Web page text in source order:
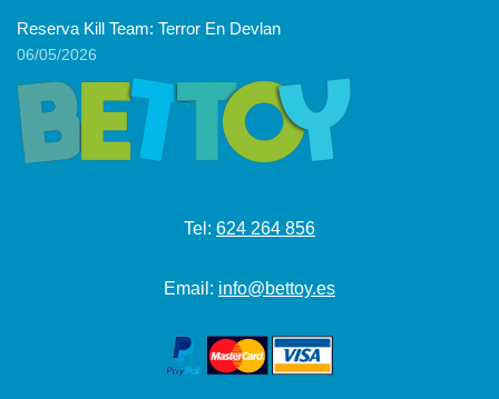
Reserva Kill Team: Terror En Devlan
06/05/2026
Tel: 624 264 856
Email: info@bettoy.es